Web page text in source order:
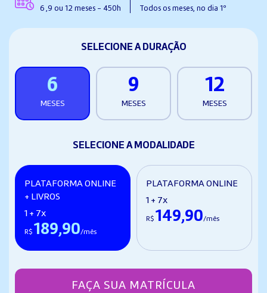
6 ,9 ou 12 meses - 450h Todos os meses, no dia 1º
SELECIONE A DURAÇÃO
6
MESES
9
MESES
12
MESES
SELECIONE A MODALIDADE
PLATAFORMA ONLINE
+ LIVROS
1 + 7x
R$ 189,90/mês
PLATAFORMA ONLINE
1 + 7x
R$ 149,90/mês
FAÇA SUA MATRÍCULA